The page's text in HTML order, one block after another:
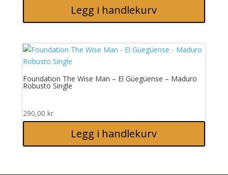
Legg i handlekurv
Foundation The Wise Man – El Güegüense – Maduro
Robusto Single
290,00 kr
Legg i handlekurv